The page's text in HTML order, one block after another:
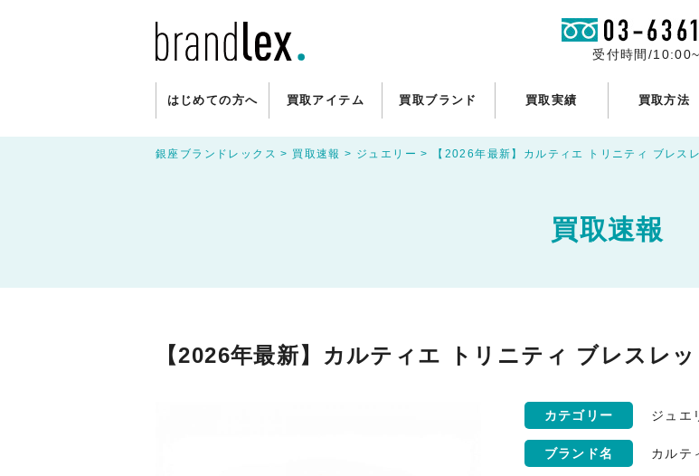
受付時間/
はじめての方へ 買取アイテム 買取ブランド 買取実績 買取方法
銀座ブランドレックス > 買取速報 > ジュエリー > 【2026年最新】カルティエ トリニティ ブレス
買取速報
【2026年最新】カルティエ トリニティ ブレスレ
カテゴリー ジュエ
ブランド名 カルテ